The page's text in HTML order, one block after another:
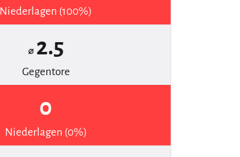
Niederlagen (100%)
⌀ 2.5
Gegentore
0
Niederlagen (0%)